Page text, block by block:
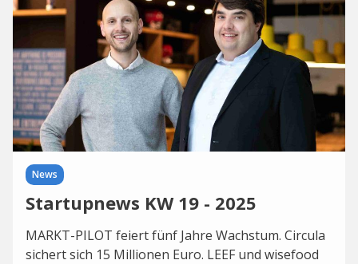
News
Startupnews KW 19 - 2025
MARKT-PILOT feiert fünf Jahre Wachstum. Circula
sichert sich 15 Millionen Euro. LEEF und wisefood